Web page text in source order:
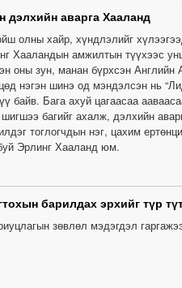
дэлхийн аварга Хааланд
олны хайр, хүндлэлийг
Хааландын амжилтын түүхээс
оны зун, манан бүрхсэн Английн
нэгэн шинэ од мэндэлсэн нь
байв. Бага ахуй цагаасаа
багийг ахалж, дэлхийн
тоглогчдын нэг, цахим
Эрлинг Хааланд юм.
барилдах эрхийг түр
зөвлөл мэдэгдэл